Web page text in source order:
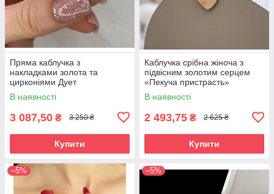
Пряма каблучка з
накладками золота та
цирконіями Дует
В наявності
3 087,50 ₴ 3 250 ₴
Купити
Каблучка срібна жіноча з
підвісним золотим серцем
«Пекуча пристрасть»
Каблучка зі срібла 925 проби
та золота 375 проби
В наявності
2 493,75 ₴ 2 625 ₴
Купити
–5% –5%